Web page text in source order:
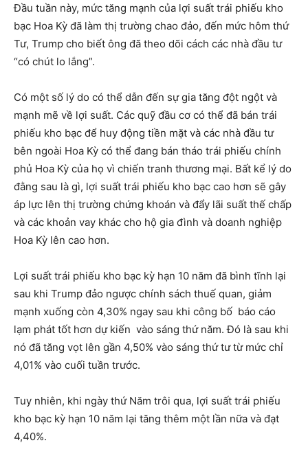
Đầu tuần này, mức tăng mạnh của lợi suất trái phiếu kho
bạc Hoa Kỳ đã làm thị trường chao đảo, đến mức hôm thứ
Tư, Trump cho biết ông đã theo dõi cách các nhà đầu tư
“có chút lo lắng”.
Có một số lý do có thể dẫn đến sự gia tăng đột ngột và
mạnh mẽ về lợi suất. Các quỹ đầu cơ có thể đã bán trái
phiếu kho bạc để huy động tiền mặt và các nhà đầu tư
bên ngoài Hoa Kỳ có thể đang bán tháo trái phiếu chính
phủ Hoa Kỳ của họ vì chiến tranh thương mại. Bất kể lý do
đằng sau là gì, lợi suất trái phiếu kho bạc cao hơn sẽ gây
áp lực lên thị trường chứng khoán và đẩy lãi suất thế chấp
và các khoản vay khác cho hộ gia đình và doanh nghiệp
Hoa Kỳ lên cao hơn.
Lợi suất trái phiếu kho bạc kỳ hạn 10 năm đã bình tĩnh lại
sau khi Trump đảo ngược chính sách thuế quan, giảm
mạnh xuống còn 4,30% ngay sau khi công bố báo cáo
lạm phát tốt hơn dự kiến ​​vào sáng thứ năm. Đó là sau khi
nó đã tăng vọt lên gần 4,50% vào sáng thứ tư từ mức chỉ
4,01% vào cuối tuần trước.
Tuy nhiên, khi ngày thứ Năm trôi qua, lợi suất trái phiếu
kho bạc kỳ hạn 10 năm lại tăng thêm một lần nữa và đạt
4,40%.